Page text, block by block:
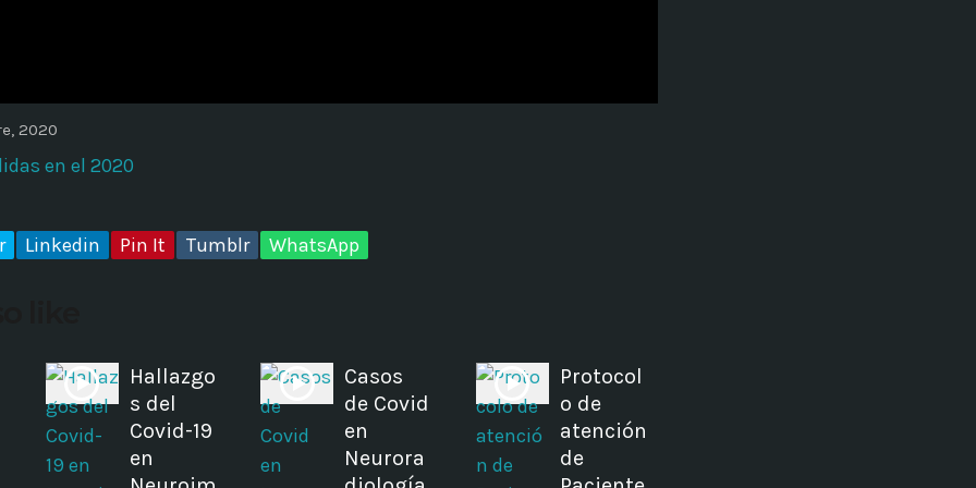
Time
2020
en el 2020
Linkedin Pin It Tumblr WhatsApp
Hallazgo
s del
Covid-19
en
Casos
de Covid
en
Neurora
Protocol
o de
atención
de